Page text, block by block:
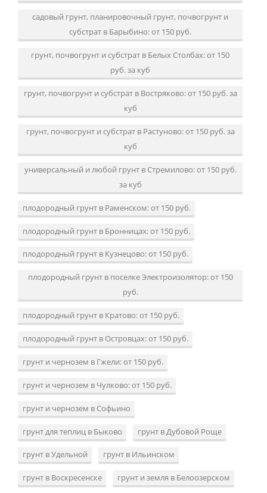
садовый грунт, планировочный грунт, почвогрунт и
субстрат в Барыбино: от 150 руб.
грунт, почвогрунт и субстрат в Белых Столбах: от 150
руб. за куб
грунт, почвогрунт и субстрат в Востряково: от 150 руб. за
куб
грунт, почвогрунт и субстрат в Растуново: от 150 руб. за
куб
универсальный и любой грунт в Стремилово: от 150 руб.
за куб
плодородный грунт в Раменском: от 150 руб.
плодородный грунт в Бронницах: от 150 руб.
плодородный грунт в Кузнецово: от 150 руб.
плодородный грунт в поселке Электроизолятор: от 150
руб.
плодородный грунт в Кратово: от 150 руб.
плодородный грунт в Островцах: от 150 руб.
грунт и чернозем в Гжели: от 150 руб.
грунт и чернозем в Чулково: от 150 руб.
грунт и чернозем в Софьино
грунт для теплиц в Быково грунт в Дубовой Роще
грунт в Удельной грунт в Ильинском
грунт в Воскресенске грунт и земля в Белоозерском